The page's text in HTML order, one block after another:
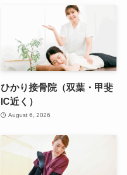
ひかり接骨院（双葉・甲斐
IC近く）
August 6, 2026